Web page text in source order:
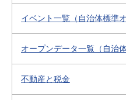
イベント一覧（自治体標準
オープンデータ一覧（自治
不動産と税金